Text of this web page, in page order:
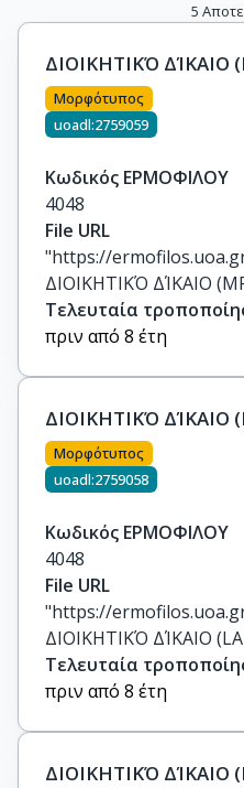
5
ΔΙΟΙΚΗΤΙΚΌ ΔΊΚΑΙΟ
Μορφότυπος
uoadl:2759059
Κωδικός ΕΡΜΟΦΙΛΟΥ
4048
File URL
"https://
ΔΙΟΙΚΗΤΙΚΌ ΔΊΚΑΙΟ
Τελευταία
πριν από 8 έτη
ΔΙΟΙΚΗΤΙΚΌ ΔΊΚΑΙΟ
Μορφότυπος
uoadl:2759058
Κωδικός ΕΡΜΟΦΙΛΟΥ
4048
File URL
"https://
ΔΙΟΙΚΗΤΙΚΌ ΔΊΚΑΙΟ
Τελευταία
πριν από 8 έτη
ΔΙΟΙΚΗΤΙΚΌ ΔΊΚΑΙΟ